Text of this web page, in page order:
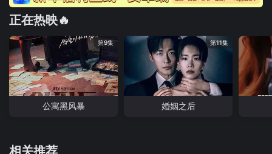
正在热映🔥
第9集
公寓黑风暴
第11集
婚姻之后
相关推荐